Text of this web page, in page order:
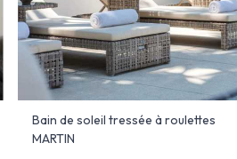
Bain de soleil tressée à roulettes
MARTIN